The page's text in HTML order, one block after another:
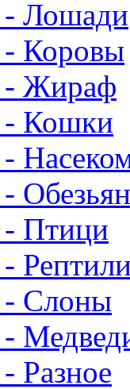
- Лошади
- Коровы
- Жираф
- Кошки
-
-
- Птици
- Слоны
-
Разное